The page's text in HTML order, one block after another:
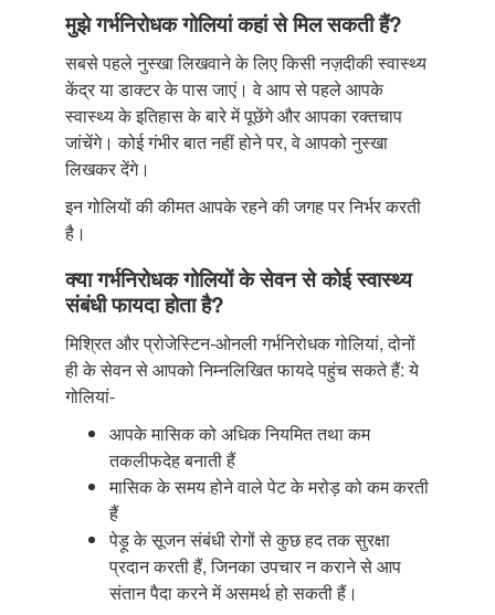
मुझे गर्भनिरोधक गोलियां कहां से मिल सकती हैं?
सबसे पहले नुस्खा लिखवाने के लिए किसी नज़दीकी स्वास्थ्य
केंद्र या डाक्टर के पास जाएं। वे आप से पहले आपके
स्वास्थ्य के इतिहास के बारे में पूछेंगे और आपका रक्तचाप
जांचेंगे। कोई गंभीर बात नहीं होने पर, वे आपको नुस्खा
लिखकर देंगे।
इन गोलियों की कीमत आपके रहने की जगह पर निर्भर करती
है।
क्या गर्भनिरोधक गोलियों के सेवन से कोई स्वास्थ्य
संबंधी फायदा होता है?
मिश्रित और प्रोजेस्टिन-ओनली गर्भनिरोधक गोलियां, दोनों
ही के सेवन से आपको निम्नलिखित फायदे पहुंच सकते हैं: ये
गोलियां-
आपके मासिक को अधिक नियमित तथा कम
तकलीफदेह बनाती हैं
मासिक के समय होने वाले पेट के मरोड़ को कम करती
हैं
पेड़ू के सूजन संबंधी रोगों से कुछ हद तक सुरक्षा
प्रदान करती हैं, जिनका उपचार न कराने से आप
संतान पैदा करने में असमर्थ हो सकती हैं।